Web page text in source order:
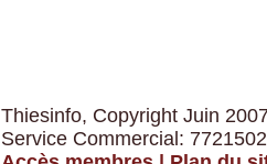
Thiesinfo, Copyright Juin
Service Commercial: